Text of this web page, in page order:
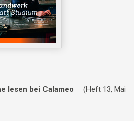
lesen bei Calameo
(Heft 13, Mai